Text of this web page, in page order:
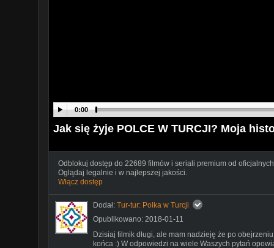
0:00
Jak się żyje POLCE W TURCJI? Moja
Odblokuj dostęp do 22689 filmów i seriali premium od
Oglądaj legalnie i w najlepszej jakości.
Włącz dostęp
Dodał: Tur-tur: Polka w Turcji
Opublikowano: 2018-01-11
Dzisiaj filmik długi, ale mam nadzieję że po
końca :) W odpowiedzi na wiele Waszych pytań